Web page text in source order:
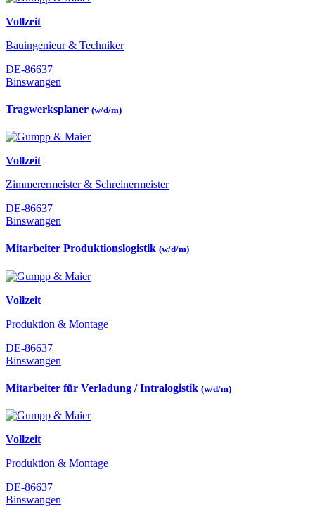
Vollzeit
Bauingenieur & Techniker
DE-86637
Binswangen
Tragwerksplaner (w/d/m)
Vollzeit
Zimmerermeister & Schreinermeister
DE-86637
Binswangen
Mitarbeiter Produktionslogistik (w/d/m)
Vollzeit
Produktion & Montage
DE-86637
Binswangen
Mitarbeiter für Verladung / Intralogistik (w/d/m)
Vollzeit
Produktion & Montage
DE-86637
Binswangen